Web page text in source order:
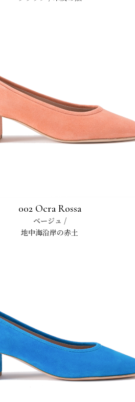
002 Ocra Rossa
ベージュ /
地中海沿岸の赤土